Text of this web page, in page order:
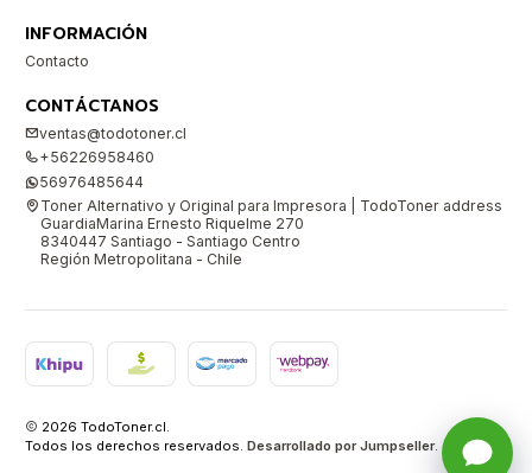
INFORMACIÓN
Contacto
CONTÁCTANOS
ventas@todotoner.cl
+56226958460
56976485644
Toner Alternativo y Original para Impresora | TodoToner address
GuardiaMarina Ernesto Riquelme 270
8340447 Santiago - Santiago Centro
Región Metropolitana - Chile
2026 TodoToner.cl.
Todos los derechos reservados. Desarrollado por Jumpseller.